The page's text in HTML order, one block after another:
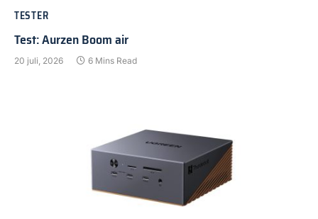
TESTER
Test: Aurzen Boom air
20 juli, 2026 6 Mins Read